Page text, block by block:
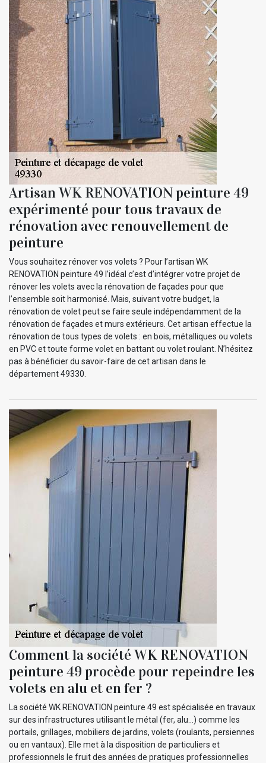
Artisan WK RENOVATION peinture 49
expérimenté pour tous travaux de
rénovation avec renouvellement de
peinture
Vous souhaitez rénover vos volets ? Pour l’artisan WK
RENOVATION peinture 49 l’idéal c’est d’intégrer votre projet de
rénover les volets avec la rénovation de façades pour que
l’ensemble soit harmonisé. Mais, suivant votre budget, la
rénovation de volet peut se faire seule indépendamment de la
rénovation de façades et murs extérieurs. Cet artisan effectue la
rénovation de tous types de volets : en bois, métalliques ou volets
en PVC et toute forme volet en battant ou volet roulant. N’hésitez
pas à bénéficier du savoir-faire de cet artisan dans le
département 49330.
Comment la société WK RENOVATION
peinture 49 procède pour repeindre les
volets en alu et en fer ?
La société WK RENOVATION peinture 49 est spécialisée en travaux
sur des infrastructures utilisant le métal (fer, alu…) comme les
portails, grillages, mobiliers de jardins, volets (roulants, persiennes
ou en vantaux). Elle met à la disposition de particuliers et
professionnels le fruit des années de pratiques professionnelles